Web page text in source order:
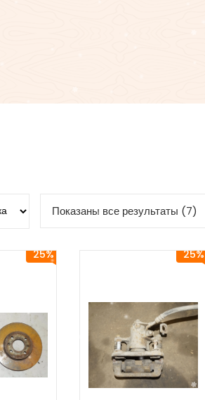
Показаны все результаты (7)
25% 25%